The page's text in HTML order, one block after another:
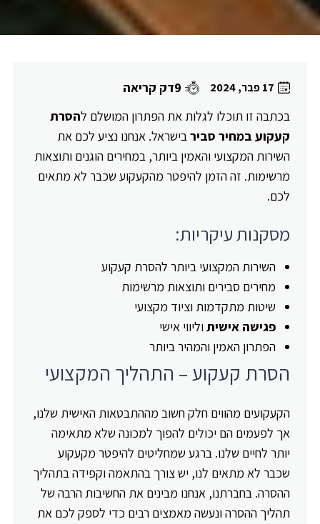
17 פבר, 2024
9דק קריאה
בכתבה זו תוכלו לגלות את הפתרון המושלם להסרת
קעקוע במחיר סבירבישראל. אנחנו נציע לכם את
השירות המקצועי והאמין ביותר, במחירים הוגנים ותוצאות
מרשימות. זה הזמן להיפטר מהקעקוע שכבר לא מתאים
לכם.
מסקנות עיקריות:
השירות המקצועי ביותר להסרת קעקוע
מחירים סבירים ותוצאות מרשימות
שיטות מתקדמות וציוד מקצועי
פגישה אישיתוליווי אישי
הפתרון האמין והמהיר ביותר
הסרת קעקוע – התהליך המקצועי
הקעקועים מהווים חלק חשוב מההתבטאות האישית שלנו,
אך לפעמים הם יכולים להפוך למכונה שלא מתאימה
יותר לחיים שלנו. ברגע שמחליטים להיפטר מקעקוע
שכבר לא מתאים לנו, יש צורך בהתאמה וקפידה בתהליך
ההסרה. בחברתנו, אנחנו מבינים את החשיבות הרבה של
תהליך ההסרה ונעשה מאמצים רבים כדי לספק לכם את